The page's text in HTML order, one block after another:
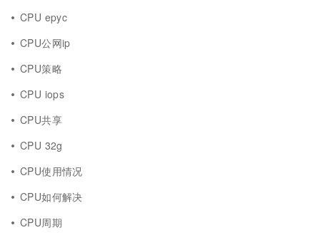
CPU epyc
CPU公网ip
CPU策略
CPU iops
CPU共享
CPU 32g
CPU使用情况
CPU如何解决
CPU周期